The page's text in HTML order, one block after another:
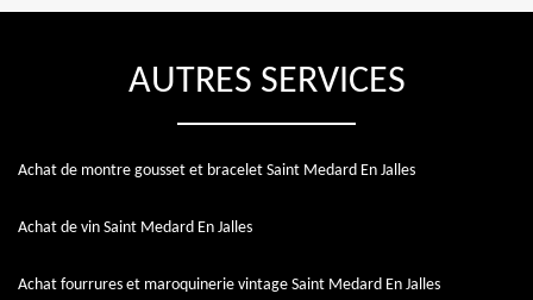
AUTRES SERVICES
Achat de montre gousset et bracelet Saint Medard En Jalles
Achat de vin Saint Medard En Jalles
Achat fourrures et maroquinerie vintage Saint Medard En Jalles